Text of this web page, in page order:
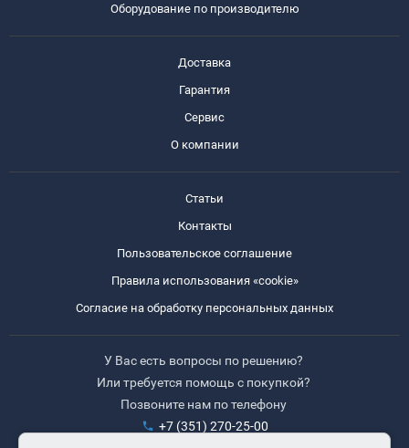
Оборудование по производителю
Доставка
Гарантия
Сервис
О компании
Статьи
Контакты
Пользовательское соглашение
Правила использования «cookie»
Согласие на обработку персональных данных
У Вас есть вопросы по решению?
Или требуется помощь с покупкой?
Позвоните нам по телефону
+7 (351) 270-25-00